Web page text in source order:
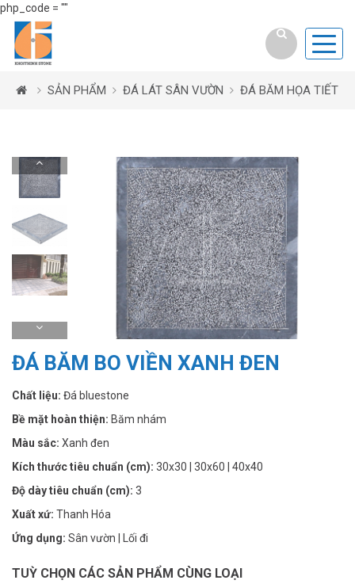
php_code = ""
SẢN PHẨM ĐÁ LÁT SÂN VƯỜN ĐÁ BĂM HỌA TIẾT
ĐÁ BĂM BO VIỀN XANH ĐEN
Chất liệu: Đá bluestone
Bề mặt hoàn thiện: Băm nhám
Màu sắc: Xanh đen
Kích thước tiêu chuẩn (cm): 30x30 | 30x60 | 40x40
Độ dày tiêu chuẩn (cm): 3
Xuất xứ: Thanh Hóa
Ứng dụng: Sân vườn | Lối đi
TUỲ CHỌN CÁC SẢN PHẨM CÙNG LOẠI